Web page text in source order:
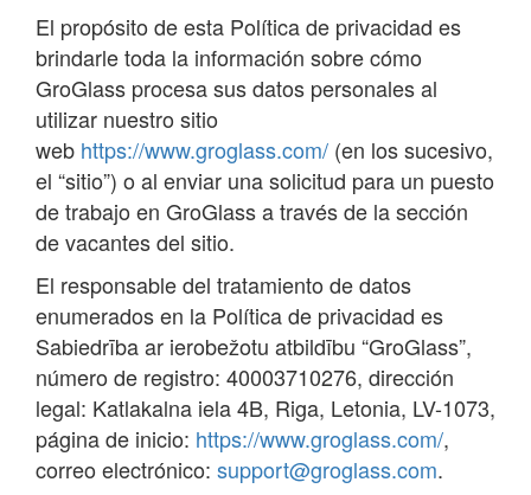
El propósito de esta Política de privacidad es
brindarle toda la información sobre cómo
GroGlass procesa sus datos personales al
utilizar nuestro sitio
web https://www.groglass.com/ (en los sucesivo,
el “sitio”) o al enviar una solicitud para un puesto
de trabajo en GroGlass a través de la sección
de vacantes del sitio.
El responsable del tratamiento de datos
enumerados en la Política de privacidad es
Sabiedrība ar ierobežotu atbildību “GroGlass”,
número de registro: 40003710276, dirección
legal: Katlakalna iela 4B, Riga, Letonia, LV-1073,
página de inicio: https://www.groglass.com/,
correo electrónico: support@groglass.com.